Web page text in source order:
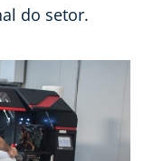
do setor.